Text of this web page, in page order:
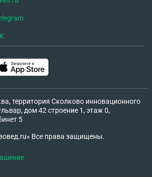
территория Сколково инновационного
дом 42 строение 1, этаж 0,
5
Все права защищены.